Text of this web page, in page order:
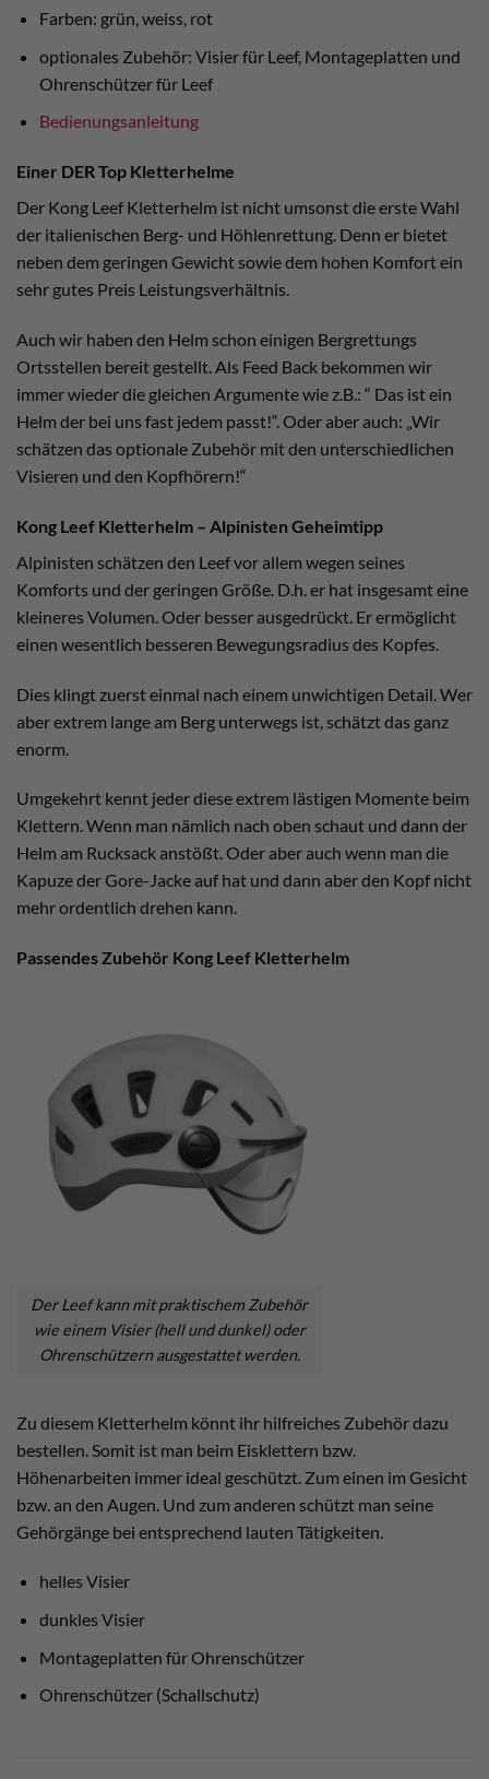
Farben: grün, weiss, rot
optionales Zubehör: Visier für Leef, Montageplatten und
Ohrenschützer für Leef
Bedienungsanleitung
Einer DER Top Kletterhelme
Der Kong Leef Kletterhelm ist nicht umsonst die erste Wahl
der italienischen Berg- und Höhlenrettung. Denn er bietet
neben dem geringen Gewicht sowie dem hohen Komfort ein
sehr gutes Preis Leistungsverhältnis.
Auch wir haben den Helm schon einigen Bergrettungs
Ortsstellen bereit gestellt. Als Feed Back bekommen wir
immer wieder die gleichen Argumente wie z.B.: “ Das ist ein
Helm der bei uns fast jedem passt!“. Oder aber auch: „Wir
schätzen das optionale Zubehör mit den unterschiedlichen
Visieren und den Kopfhörern!“
Kong Leef Kletterhelm – Alpinisten Geheimtipp
Alpinisten schätzen den Leef vor allem wegen seines
Komforts und der geringen Größe. D.h. er hat insgesamt eine
kleineres Volumen. Oder besser ausgedrückt. Er ermöglicht
einen wesentlich besseren Bewegungsradius des Kopfes.
Dies klingt zuerst einmal nach einem unwichtigen Detail. Wer
aber extrem lange am Berg unterwegs ist, schätzt das ganz
enorm.
Umgekehrt kennt jeder diese extrem lästigen Momente beim
Klettern. Wenn man nämlich nach oben schaut und dann der
Helm am Rucksack anstößt. Oder aber auch wenn man die
Kapuze der Gore-Jacke auf hat und dann aber den Kopf nicht
mehr ordentlich drehen kann.
Passendes Zubehör Kong Leef Kletterhelm
Der Leef kann mit praktischem Zubehör
wie einem Visier (hell und dunkel) oder
Ohrenschützern ausgestattet werden.
Zu diesem Kletterhelm könnt ihr hilfreiches Zubehör dazu
bestellen. Somit ist man beim Eisklettern bzw.
Höhenarbeiten immer ideal geschützt. Zum einen im Gesicht
bzw. an den Augen. Und zum anderen schützt man seine
Gehörgänge bei entsprechend lauten Tätigkeiten.
helles Visier
dunkles Visier
Montageplatten für Ohrenschützer
Ohrenschützer (Schallschutz)